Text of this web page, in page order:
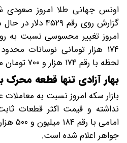
اونس جهانی طلا امروز صعودی
گزارش روی رقم
امروز تغییر محسوسی نسبت به
۱۷۴ هزار تومانی نوسانات
لحظه با رقم ۱۷۴ هزار و ۷۰۰ تومان معامله می‌شود.
بهار آزادی تنها قطعه محرک
بازار سکه امروز نسبت به
نداشته و قیمت اکثر قطعات
امامی
جواهر اعلام شده است.